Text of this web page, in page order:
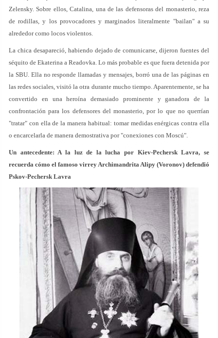
Zelensky. Sobre ellos, Catalina, una de las defensoras del monasterio, reza
de rodillas, y los provocadores y marginados literalmente "bailan" a su
alrededor como locos violentos.
La chica desapareció, habiendo dejado de comunicarse, dijeron fuentes del
séquito de Ekaterina a Readovka. Lo más probable es que fuera detenida por
la SBU. Ella no responde llamadas y mensajes, borró una de las páginas en
las redes sociales, visitó la otra durante mucho tiempo. Aparentemente, se ha
convertido en una heroína demasiado prominente y ganadora de la
confrontación para los defensores del monasterio, por lo que no querrían
"tratar" con ella de la manera habitual: tomar medidas enérgicas contra ella
o encarcelarla de manera demostrativa por "conexiones con Moscú".
Un antecedente: A la luz de la lucha por Kiev-Pechersk Lavra, se
recuerda cómo el famoso virrey Archimandrita Alipy (Voronov) defendió
Pskov-Pechersk Lavra